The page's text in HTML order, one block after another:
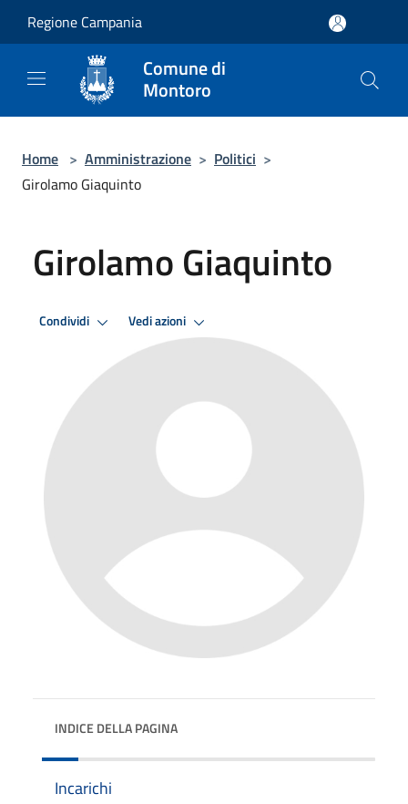
Regione Campania
Comune di
Montoro
Home > Amministrazione > Politici >
Girolamo Giaquinto
Girolamo Giaquinto
Condividi Vedi azioni
INDICE DELLA PAGINA
Incarichi